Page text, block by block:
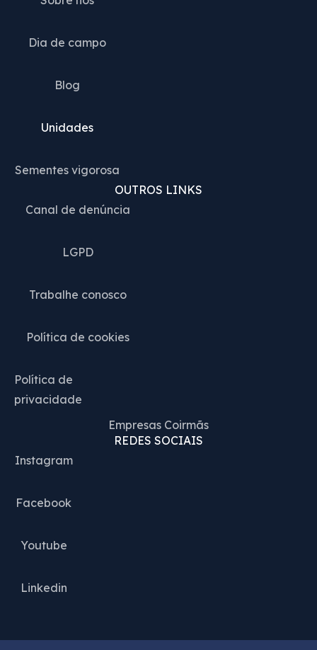
Dia de campo
Blog
Unidades
Sementes vigorosa
OUTROS LINKS
Canal de denúncia
LGPD
Trabalhe conosco
Política de cookies
Política de
privacidade
Empresas Coirmãs
REDES SOCIAIS
Instagram
Facebook
Youtube
Linkedin